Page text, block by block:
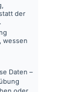
der
wessen
Daten –